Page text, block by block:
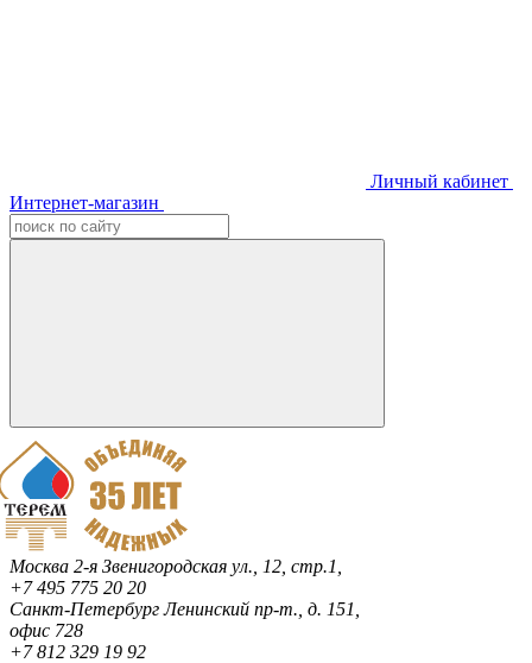
Личный кабинет
Интернет-магазин
Москва 2-я Звенигородская ул., 12, стр.1,
+7 495 775 20 20
Санкт-ПетербургЛенинский пр-т., д. 151,
офис 728
+7 812 329 19 92